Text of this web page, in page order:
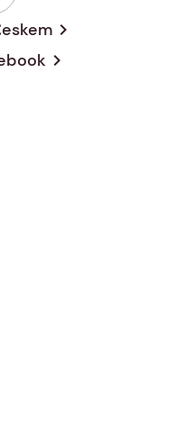
chevron_right
chevron_right